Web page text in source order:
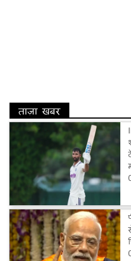
ताज़ा खबर